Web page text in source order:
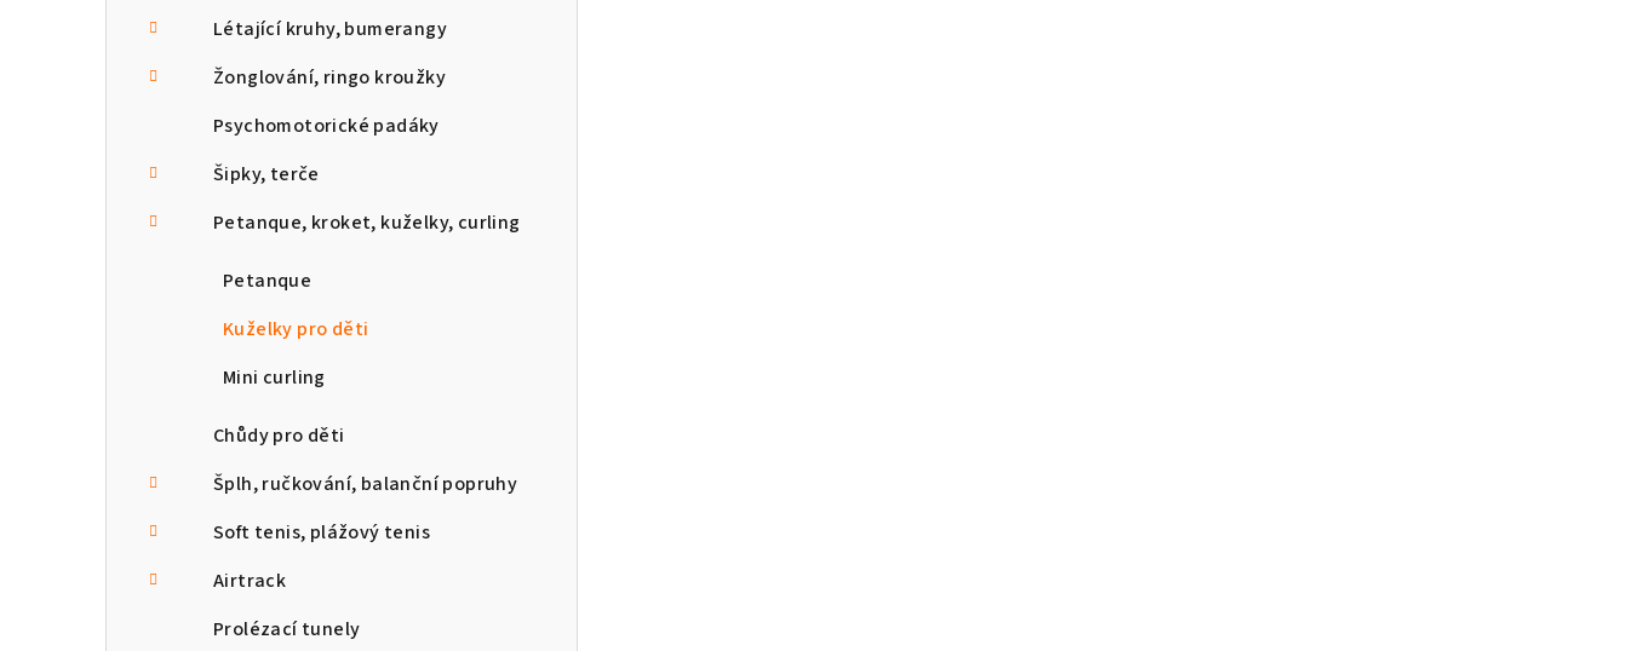
Létající kruhy, bumerangy
Žonglování, ringo kroužky
Psychomotorické padáky
Šipky, terče
Petanque, kroket, kuželky, curling
Petanque
Kuželky pro děti
Mini curling
Chůdy pro děti
Šplh, ručkování, balanční popruhy
Soft tenis, plážový tenis
Airtrack
Prolézací tunely